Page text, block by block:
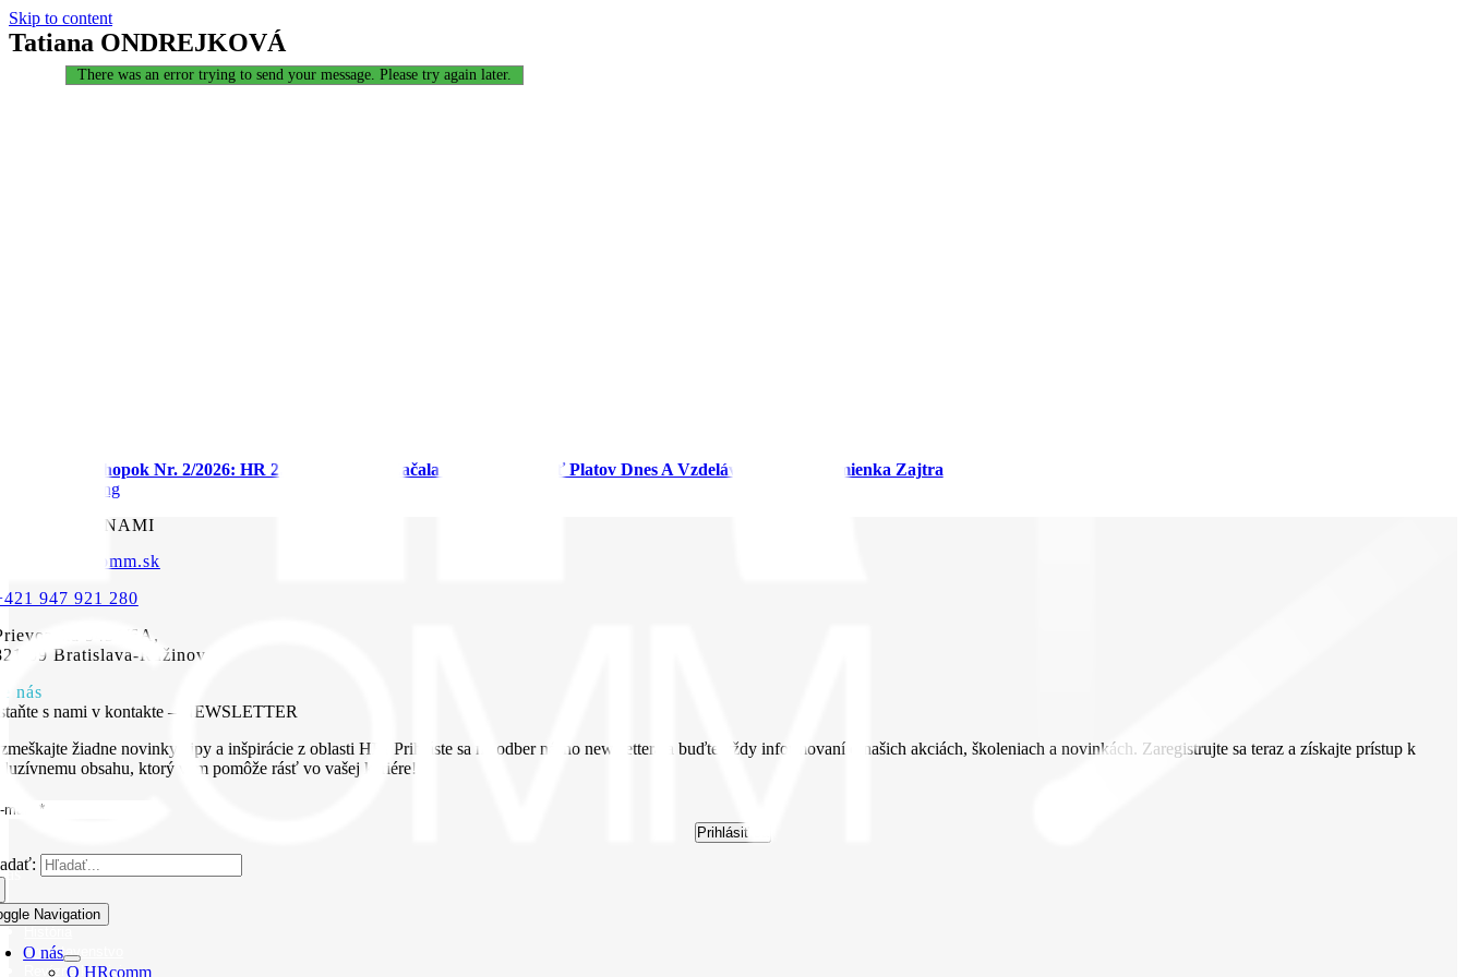
Skip to content
Navigation
O nás
O HRcomm
Tatiana ONDREJKOVÁ
Chopok Nr. 2/2026: HR 2.0: Budúcnosť Začala Včera, Férovosť Platov Dnes A Vzdelávanie Ako Podmienka Zajtra
Reading
SA S NAMI
947 921 280
5434/6A,
09 Bratislava-Ružinov
nás
s nami v kontakte – NEWSLETTER
žiadne novinky, tipy a inšpirácie z oblasti HR! Prihláste sa na odber nášho newslettera a buďte vždy informovaní o našich akciách, školeniach a novinkách. Zaregistrujte sa teraz a získajte prístup k
obsahu, ktorý vám pomôže rásť vo vašej kariére!
Ďakujeme za Váš záujem!
There was an error trying to send your message. Please try again later.
Prihlásiť sa
O HRcomm
Predstavenstvo
Revízna komisia